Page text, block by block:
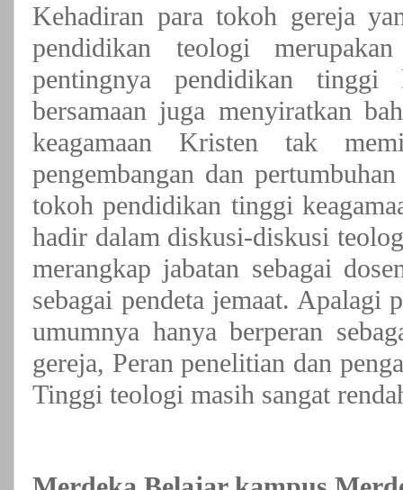
Kehadiran para tokoh gereja
pendidikan teologi
pentingnya pendidikan tinggi
bersamaan juga menyiratkan
keagamaan Kristen tak
pengembangan dan
tokoh pendidikan tinggi
hadir dalam diskusi-diskusi
merangkap jabatan sebagai
sebagai pendeta jemaat.
umumnya hanya berperan
gereja, Peran penelitian dan
Tinggi teologi masih sangat